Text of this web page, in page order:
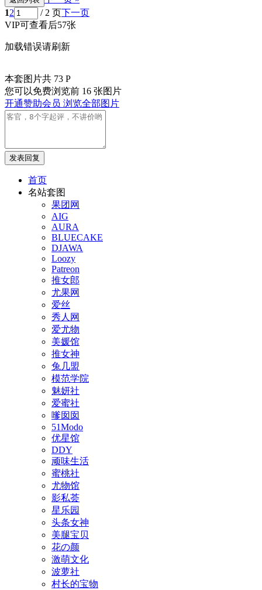
12 / 2 页下一页
VIP可查看后57张
加载错误请刷新
本套图片共 73 P
您可以免费浏览前 16 张图片
开通赞助会员 浏览全部图片
发表回复
首页
名站套图
果团网
AIG
AURA
BLUECAKE
DJAWA
Loozy
Patreon
推女郎
尤果网
爱丝
秀人网
爱尤物
美媛馆
推女神
兔几盟
模范学院
魅妍社
爱蜜社
嗲囡囡
51Modo
优星馆
DDY
顽味生活
蜜桃社
尤物馆
影私荟
星乐园
头条女神
美腿宝贝
花の颜
激萌文化
波萝社
村长的宝物